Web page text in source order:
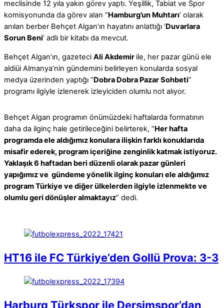
meclisinde 12 yıla yakın görev yaptı. Yeşillik, Tabiat ve Spor
komisyonunda da görev alan “Hamburg’un Muhtarı‘ olarak
anılan berber Behçet Algan’ın hayatını anlattığı ‘Duvarlara
Sorun Beni‘ adlı bir kitabı da mevcut.
Behçet Algan’ın, gazeteci Ali Akdemir ile, her pazar günü ele
aldiüi Almanya’nin gündemini belirleyen konularda sosyal
medya üzerinden yaptığı “Dobra Dobra Pazar Sohbeti”
programı ilgiyle izlenerek izleyiciden olumlu not alıyor.
Behçet Algan programın önümüzdeki haftalarda formatının
daha da ilginç hale getirileceğini belirterek, “Her hafta
programda ele aldığımız konulara ilişkin farklı konuklarıda
misafir ederek, program içeriğine zenginlik katmak istiyoruz.
Yaklaşık 6 haftadan beri düzenli olarak pazar günleri
yapığımız ve gündeme yönelik ilginç konuları ele aldığımız
program Türkiye ve diğer ülkelerden ilgiyle izlenmekte ve
olumlu geri dönüşler almaktayız” dedi.
HT16 ile FC Türkiye’den Gollü Prova: 3-3
Harburg Türkspor ile Dersimspor’dan